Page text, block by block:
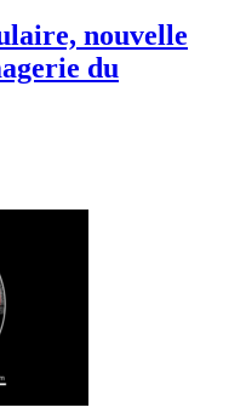
nouvelle
du